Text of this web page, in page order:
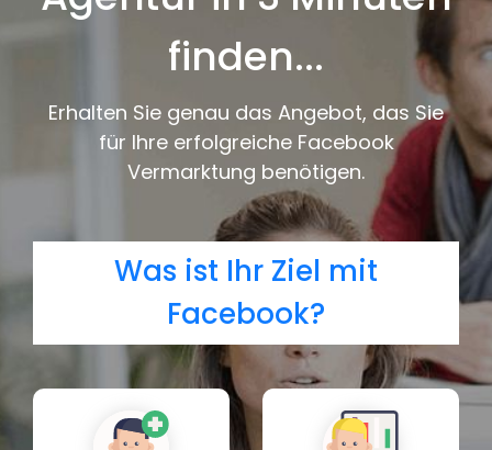
finden...
Erhalten Sie genau das Angebot, das Sie
für Ihre erfolgreiche Facebook
Vermarktung benötigen.
Was ist Ihr Ziel mit
Facebook?